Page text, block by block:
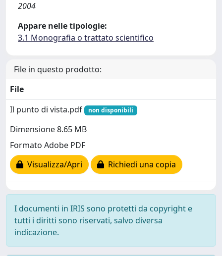
2004
Appare nelle tipologie:
3.1 Monografia o trattato scientifico
File in questo prodotto:
File
Il punto di vista.pdf
non disponibili
Dimensione 8.65 MB
Formato Adobe PDF
Visualizza/Apri
Richiedi una copia
I documenti in IRIS sono protetti da copyright e
tutti i diritti sono riservati, salvo diversa
indicazione.